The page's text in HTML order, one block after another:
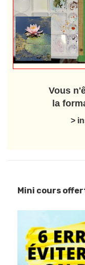
Vous
la
>
Mini cours